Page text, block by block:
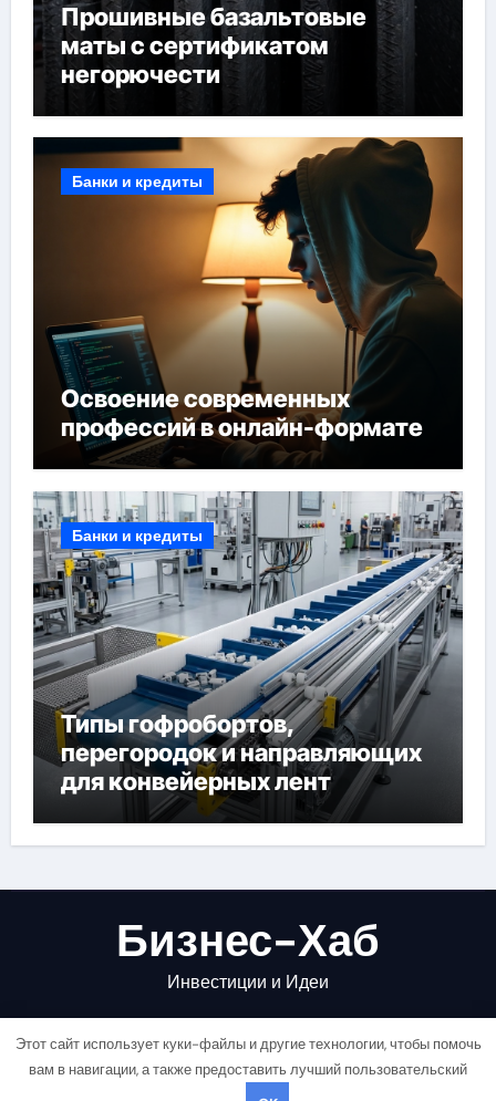
Прошивные базальтовые
маты с сертификатом
негорючести
Банки и кредиты
Освоение современных
профессий в онлайн-формате
Банки и кредиты
Типы гофробортов,
перегородок и направляющих
для конвейерных лент
Бизнес-Хаб
Инвестиции и Идеи
Этот сайт использует куки-файлы и другие технологии, чтобы помочь
вам в навигации, а также предоставить лучший пользовательский